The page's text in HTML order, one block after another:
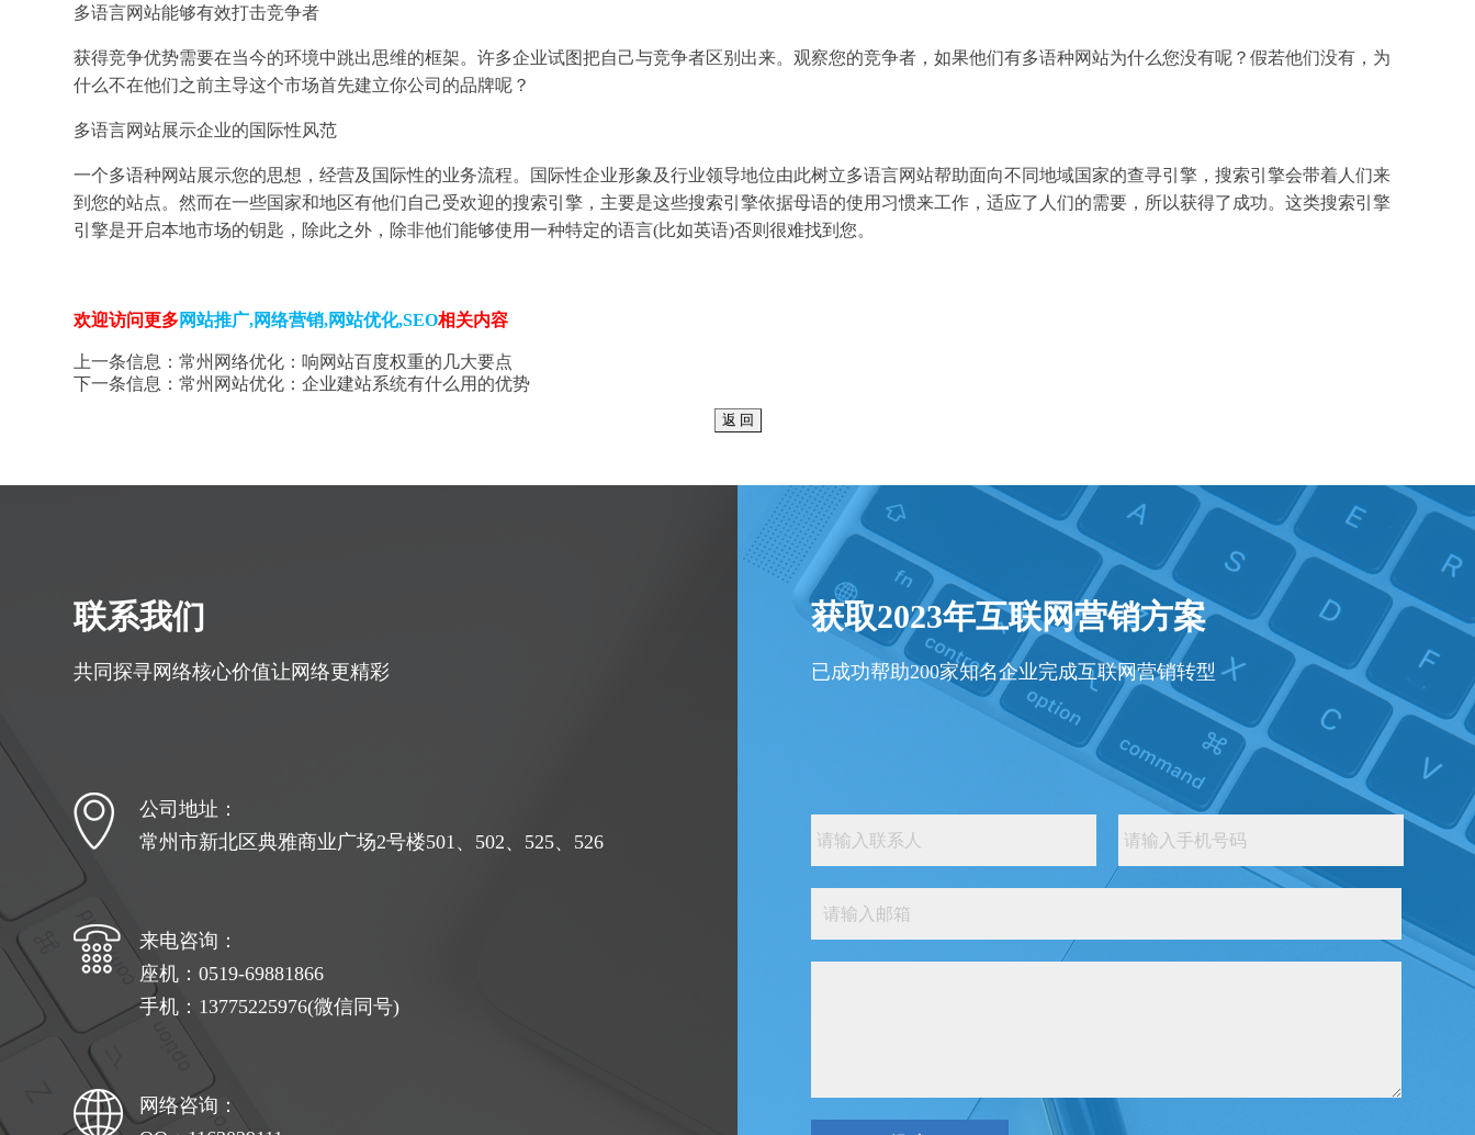
多语言网站能够有效打击竞争者
获得竞争优势需要在当今的环境中跳出思维的框架。许多企业试图把自己与竞争者区别出来。观察您的竞争者，如果他们有多语种网站为什么您没有呢？假若他们没有，为
什么不在他们之前主导这个市场首先建立你公司的品牌呢？
多语言网站展示企业的国际性风范
一个多语种网站展示您的思想，经营及国际性的业务流程。国际性企业形象及行业领导地位由此树立多语言网站帮助面向不同地域国家的查寻引擎，搜索引擎会带着人们来
到您的站点。然而在一些国家和地区有他们自己受欢迎的搜索引擎，主要是这些搜索引擎依据母语的使用习惯来工作，适应了人们的需要，所以获得了成功。这类搜索引擎
引擎是开启本地市场的钥匙，除此之外，除非他们能够使用一种特定的语言(比如英语)否则很难找到您。
欢迎访问更多网站推广,网络营销,网站优化,SEO相关内容
上一条信息：常州网络优化：响网站百度权重的几大要点
下一条信息：常州网站优化：企业建站系统有什么用的优势
联系我们
共同探寻网络核心价值让网络更精彩
公司地址：
常州市新北区典雅商业广场2号楼501、502、525、526
来电咨询：
座机：0519-69881866
手机：13775225976(微信同号)
网络咨询：
获取2023年互联网营销方案
已成功帮助200家知名企业完成互联网营销转型